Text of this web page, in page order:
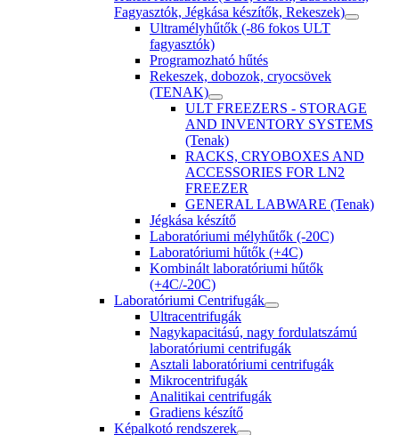
Fagyasztók, Jégkása készítők, Rekeszek)
Ultramélyhűtők (-86 fokos ULT
fagyasztók)
Programozható hűtés
Rekeszek, dobozok, cryocsövek
(TENAK)
ULT FREEZERS - STORAGE
AND INVENTORY SYSTEMS
(Tenak)
RACKS, CRYOBOXES AND
ACCESSORIES FOR LN2
FREEZER
GENERAL LABWARE (Tenak)
Jégkása készítő
Laboratóriumi mélyhűtők (-20C)
Laboratóriumi hűtők (+4C)
Kombinált laboratóriumi hűtők
(+4C/-20C)
Laboratóriumi Centrifugák
Ultracentrifugák
Nagykapacitású, nagy fordulatszámú
laboratóriumi centrifugák
Asztali laboratóriumi centrifugák
Mikrocentrifugák
Analitikai centrifugák
Gradiens készítő
Képalkotó rendszerek